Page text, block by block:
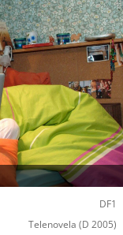
DF1
Telenovela (D 2005)